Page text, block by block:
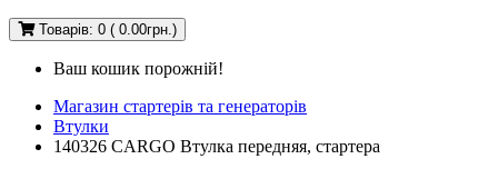
Товарів: 0 ( 0.00грн.)
Ваш кошик порожній!
Магазин стартерів та генераторів
Втулки
140326 CARGO Втулка передняя, стартера